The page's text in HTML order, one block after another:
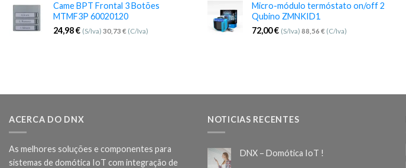
Came BPT Frontal 3 Botões
MTMF3P 60020120
24,98€ (S/Iva) 30,73 € (C/Iva)
Micro-módulo termóstato on/off 2
Qubino ZMNKID1
72,00€ (S/Iva) 88,56 € (C/Iva)
ACERCA DO DNX
As melhores soluções e componentes para
sistemas de domótica IoT com integração de
NOTICIAS RECENTES
DNX – Domótica IoT !